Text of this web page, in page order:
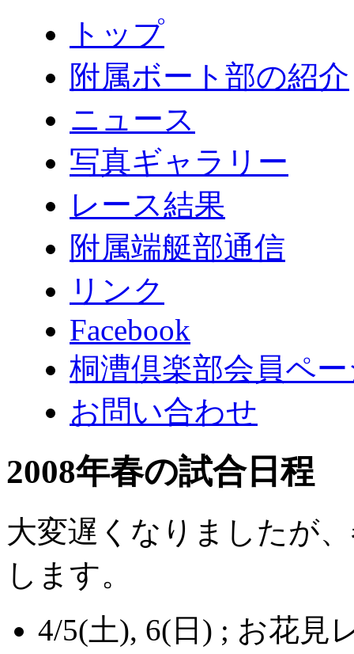
トップ
附属ボート部の紹介
ニュース
写真ギャラリー
レース結果
附属端艇部通信
リンク
Facebook
桐漕倶楽部会員ペ
お問い合わせ
2008年春の試合日程
大変遅くなりましたが
します。
4/5(土), 6(日) ; お花見